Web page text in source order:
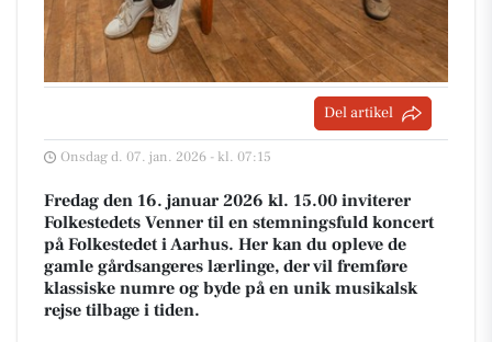
Del artikel
Onsdag d. 07. jan. 2026 - kl. 07:15
Fredag den 16. januar 2026 kl. 15.00 inviterer
Folkestedets Venner til en stemningsfuld koncert
på Folkestedet i Aarhus. Her kan du opleve de
gamle gårdsangeres lærlinge, der vil fremføre
klassiske numre og byde på en unik musikalsk
rejse tilbage i tiden.